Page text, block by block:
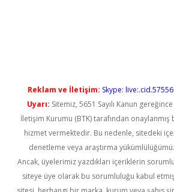
Reklam ve İletişim: Skype:
Uyarı: Sitemiz, 5651 Sayılı Kanun
İletişim Kurumu (BTK) tarafından onaylanmış
hizmet vermektedir. Bu nedenle, sitedeki
denetleme veya araştırma
Ancak, üyelerimiz yazdıkları içeriklerin
siteye üye olarak bu sorumluluğu kabul